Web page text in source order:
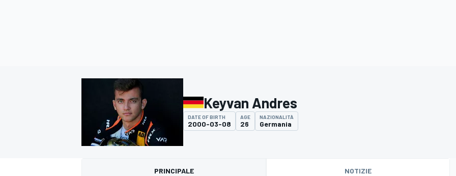
MOTOGP WEC
Keyvan Andres
DATE OF BIRTH
2000-03-08
AGE
26
NAZIONALITÀ
Germania
PRINCIPALE NOTIZIE